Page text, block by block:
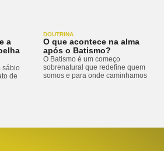
a
sábio
de
DOUTRINA
O que acontece na alma
após o Batismo?
O Batismo é um começo
sobrenatural que redefine quem
somos e para onde caminhamos